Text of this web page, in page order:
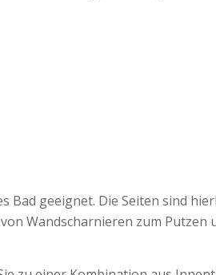
Bad geeignet. Die Seiten sind
Wandscharnieren zum Putzen